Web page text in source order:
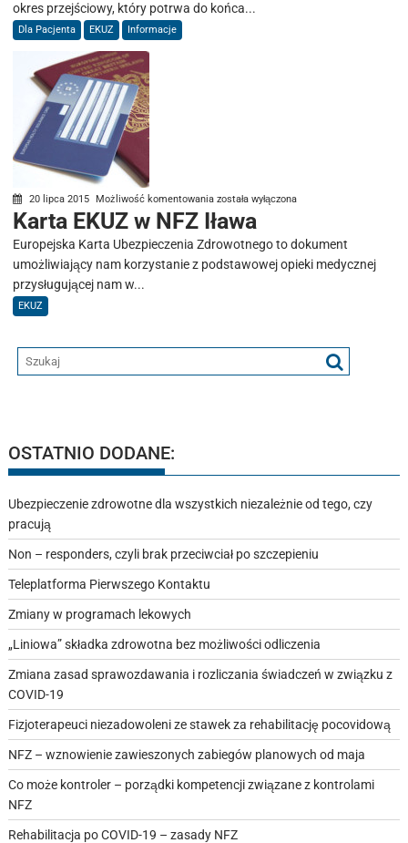
okres przejściowy, który potrwa do końca...
Dla Pacjenta EKUZ Informacje
20 lipca 2015 Możliwość komentowaniaKarta
EKUZ
NFZ
została wyłączona
Karta EKUZ w NFZ Iława
Europejska Karta Ubezpieczenia Zdrowotnego to dokument
umożliwiający nam korzystanie z podstawowej opieki medycznej
przysługującej nam w...
EKUZ
OSTATNIO DODANE:
Ubezpieczenie zdrowotne dla wszystkich niezależnie od tego, czy
pracują
Non – responders, czyli brak przeciwciał po szczepieniu
Teleplatforma Pierwszego Kontaktu
Zmiany w programach lekowych
„Liniowa” składka zdrowotna bez możliwości odliczenia
Zmiana zasad sprawozdawania i rozliczania świadczeń w związku z
COVID-19
Fizjoterapeuci niezadowoleni ze stawek za rehabilitację pocovidową
NFZ – wznowienie zawieszonych zabiegów planowych od maja
Co może kontroler – porządki kompetencji związane z kontrolami
NFZ
Rehabilitacja po COVID-19 – zasady NFZ